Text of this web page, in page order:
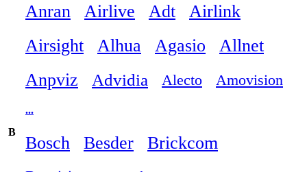
Anran
Airlive Adt
Airlink
Airsight
Alhua Agasio
Allnet
Anpviz
Advidia Alecto Amovision
...
B
Bosch Besder Brickcom